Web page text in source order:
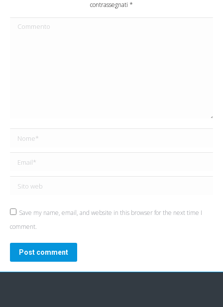
contrassegnati *
Commento
Nome *
Email *
Sito web
Save my name, email, and website in this browser for the next time I
comment.
Post comment